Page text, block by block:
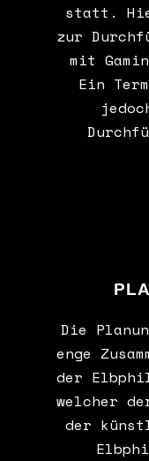
statt.
zur
mit
Ein
Die
enge
der
welcher
der